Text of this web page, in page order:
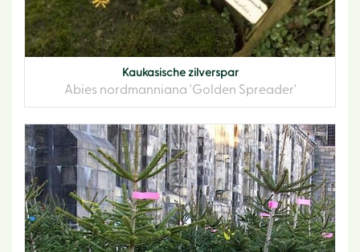
Kaukasische zilverspar
Abies nordmanniana 'Golden Spreader'